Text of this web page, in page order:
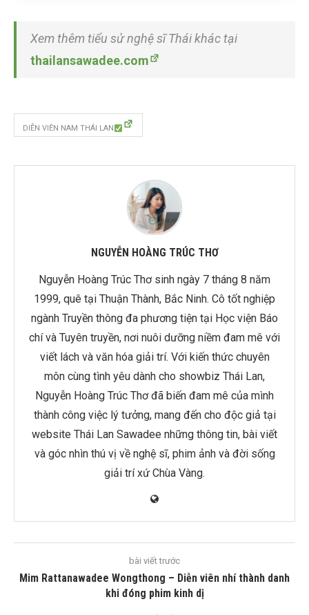
Xem thêm tiểu sử nghệ sĩ Thái khác tại
thailansawadee.com
DIỄN VIÊN NAM THÁI LAN
NGUYỄN HOÀNG TRÚC THƠ
Nguyễn Hoàng Trúc Thơ sinh ngày 7 tháng 8 năm
1999, quê tại Thuận Thành, Bắc Ninh. Cô tốt nghiệp
ngành Truyền thông đa phương tiện tại Học viện Báo
chí và Tuyên truyền, nơi nuôi dưỡng niềm đam mê với
viết lách và văn hóa giải trí. Với kiến thức chuyên
môn cùng tình yêu dành cho showbiz Thái Lan,
Nguyễn Hoàng Trúc Thơ đã biến đam mê của mình
thành công việc lý tưởng, mang đến cho độc giả tại
website Thái Lan Sawadee những thông tin, bài viết
và góc nhìn thú vị về nghệ sĩ, phim ảnh và đời sống
giải trí xứ Chùa Vàng.
bài viết trước
Mim Rattanawadee Wongthong – Diễn viên nhí thành danh
khi đóng phim kinh dị